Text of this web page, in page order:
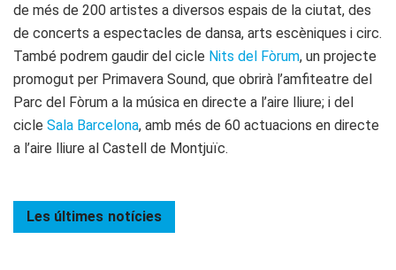
de més de 200 artistes a diversos espais de la ciutat, des
de concerts a espectacles de dansa, arts escèniques i circ.
També podrem gaudir del cicle Nits del Fòrum, un projecte
promogut per Primavera Sound, que obrirà l’amfiteatre del
Parc del Fòrum a la música en directe a l’aire lliure; i del
cicle Sala Barcelona, amb més de 60 actuacions en directe
a l’aire lliure al Castell de Montjuïc.
Les últimes notícies